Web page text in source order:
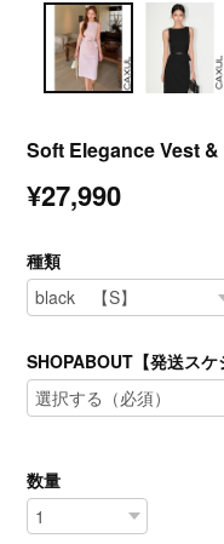
Soft Elegance Vest
¥27,990
種類
SHOPABOUT【発送スケ
数量